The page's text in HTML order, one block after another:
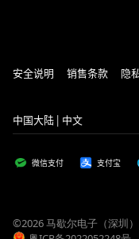
安全说明 销售条款 隐
中国大陆 | 中文
微信支付 支付宝
©2026 马歇尔电子（深圳